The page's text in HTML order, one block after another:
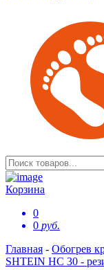
Корзина
0
0 руб.
Главная - Обогрев
SHTEIN HC 30 -